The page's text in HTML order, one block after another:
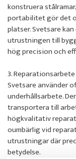
konstruera
portabilitet gör det
platser. Svetsare
utrustningen till
hög precision och
3. Reparationsarbete
Svetsare använder
underhållsarbete.
transportera till
högkvalitativ
oumbärlig vid
utrustningar där
betydelse.